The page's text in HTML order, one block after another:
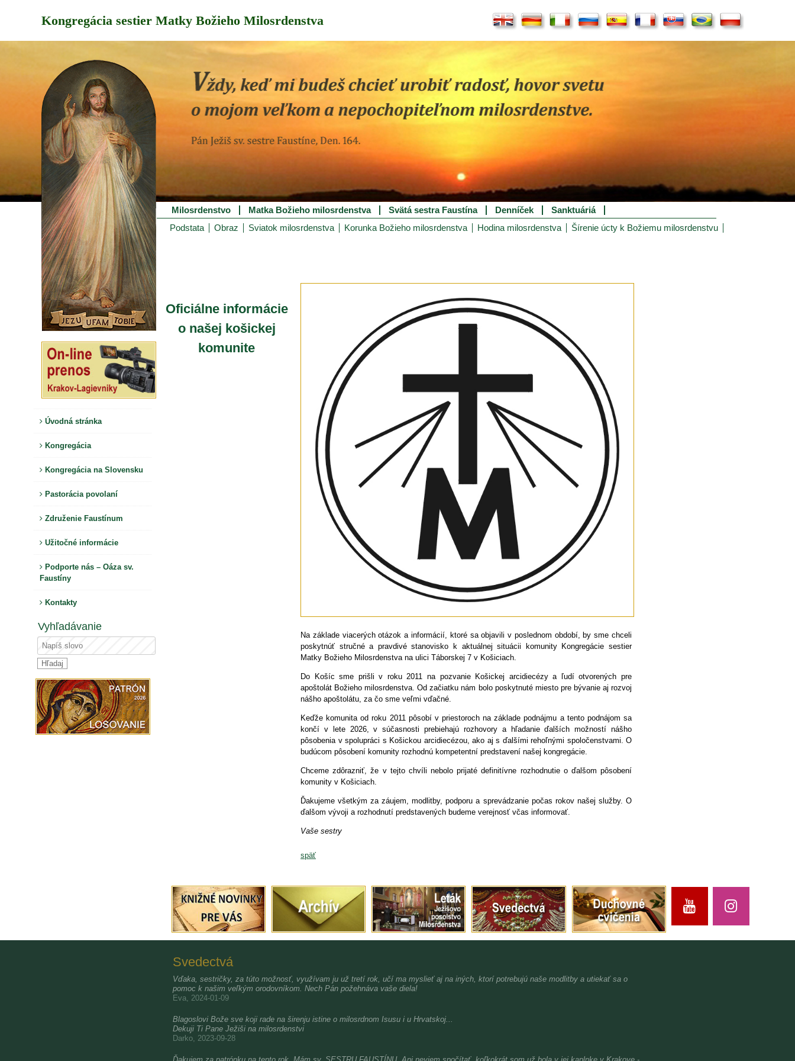
Kongregácia sestier Matky Božieho Milosrdenstva
Úvodná stránka
Kongregácia
Kongregácia na Slovensku
Pastorácia povolaní
Združenie Faustínum
Užitočné informácie
Podporte nás – Oáza sv.
Faustíny
Kontakty
Vyhľadávanie
Milosrdenstvo Matka Božieho milosrdenstva Svätá sestra Faustína Denníček
Sanktuáriá
Podstata
Obraz Sviatok milosrdenstva Korunka Božieho milosrdenstva Hodina milosrdenstva Šírenie úcty k Božiemu milosrdenstvu
Oficiálne informácie
o našej košickej
komunite
Na základe viacerých otázok a informácií, ktoré sa objavili v poslednom období, by sme chceli
poskytnúť stručné a pravdivé stanovisko k aktuálnej situácii komunity Kongregácie sestier
Matky Božieho Milosrdenstva na ulici Táborskej 7 v Košiciach.
Do Košíc sme prišli v roku 2011 na pozvanie Košickej arcidiecézy a ľudí otvorených pre
apoštolát Božieho milosrdenstva. Od začiatku nám bolo poskytnuté miesto pre bývanie aj rozvoj
nášho apoštolátu, za čo sme veľmi vďačné.
Keďže komunita od roku 2011 pôsobí v priestoroch na základe podnájmu a tento podnájom sa
končí v lete 2026, v súčasnosti prebiehajú rozhovory a hľadanie ďalších možností nášho
pôsobenia v spolupráci s Košickou arcidiecézou, ako aj s ďalšími rehoľnými spoločenstvami. O
budúcom pôsobení komunity rozhodnú kompetentní predstavení našej kongregácie.
Chceme zdôrazniť, že v tejto chvíli nebolo prijaté definitívne rozhodnutie o ďalšom pôsobení
komunity v Košiciach.
Ďakujeme všetkým za záujem, modlitby, podporu a sprevádzanie počas rokov našej služby. O
ďalšom vývoji a rozhodnutí predstavených budeme verejnosť včas informovať.
Vaše sestry
späť
Svedectvá
Vďaka, sestričky, za túto možnosť, využívam ju už tretí rok, učí ma myslieť aj na iných, ktorí potrebujú naše modlitby a utiekať sa o
pomoc k našim veľkým orodovníkom. Nech Pán požehnáva vaše diela!
Eva, 2024-01-09
Blagoslovi Bože sve koji rade na širenju istine o milosrdnom Isusu i u Hrvatskoj...
Dekuji Ti Pane Ježiši na milosrdenstvi
Darko, 2023-09-28